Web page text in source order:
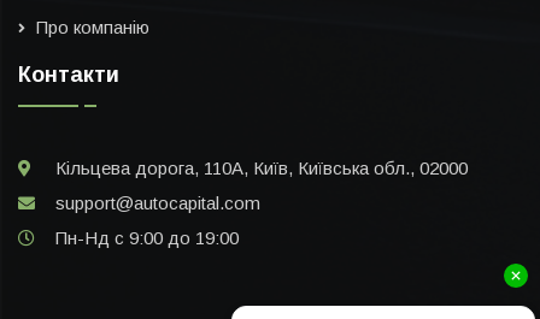
Про компанію
Контакти
Кільцева дорога, 110А, Київ, Київська обл., 02000
support@autocapital.com
Пн-Нд с 9:00 до 19:00